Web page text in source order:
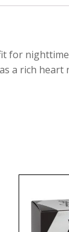
for
a rich heart